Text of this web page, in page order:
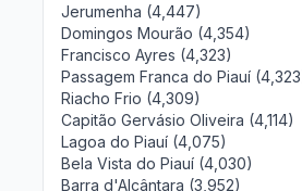
Jerumenha (4,447)
Domingos Mourão (4,354)
Francisco Ayres (4,323)
Passagem Franca do Piauí
Riacho Frio (4,309)
Capitão Gervásio Oliveira (4,114)
Lagoa do Piauí (4,075)
Bela Vista do Piauí (4,030)
Barra d'Alcântara (3,952)